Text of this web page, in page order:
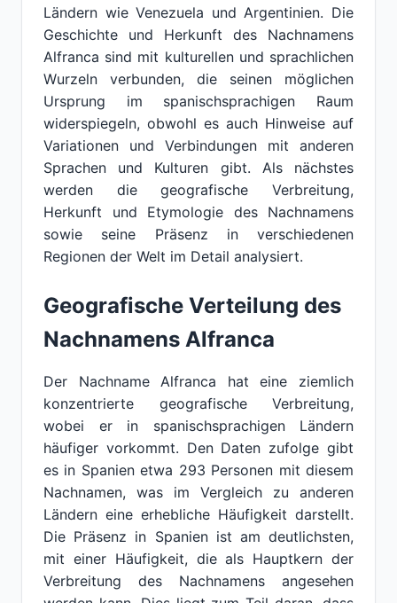
Ländern wie Venezuela und Argentinien. Die
Geschichte und Herkunft des Nachnamens
Alfranca sind mit kulturellen und sprachlichen
Wurzeln verbunden, die seinen möglichen
Ursprung im spanischsprachigen Raum
widerspiegeln, obwohl es auch Hinweise auf
Variationen und Verbindungen mit anderen
Sprachen und Kulturen gibt. Als nächstes
werden die geografische Verbreitung,
Herkunft und Etymologie des Nachnamens
sowie seine Präsenz in verschiedenen
Regionen der Welt im Detail analysiert.
Geografische Verteilung des
Nachnamens Alfranca
Der Nachname Alfranca hat eine ziemlich
konzentrierte geografische Verbreitung,
wobei er in spanischsprachigen Ländern
häufiger vorkommt. Den Daten zufolge gibt
es in Spanien etwa 293 Personen mit diesem
Nachnamen, was im Vergleich zu anderen
Ländern eine erhebliche Häufigkeit darstellt.
Die Präsenz in Spanien ist am deutlichsten,
mit einer Häufigkeit, die als Hauptkern der
Verbreitung des Nachnamens angesehen